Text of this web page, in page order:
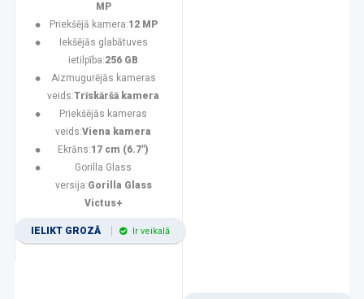
MP
Priekšējā kamera:12 MP
Iekšējās glabātuves
ietilpība:256 GB
Aizmugurējās kameras
veids:Trīskāršā kamera
Priekšējās kameras
veids:Viena kamera
Ekrāns:17 cm (6.7")
Gorilla Glass
versija:Gorilla Glass
Victus+
IELIKT GROZĀ Ir veikalā